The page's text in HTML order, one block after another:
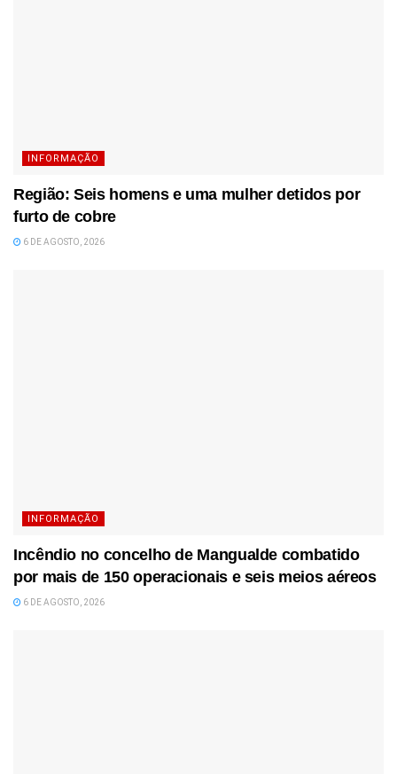
INFORMAÇÃO
Região: Seis homens e uma mulher detidos por
furto de cobre
6 DE AGOSTO, 2026
INFORMAÇÃO
Incêndio no concelho de Mangualde combatido
por mais de 150 operacionais e seis meios aéreos
6 DE AGOSTO, 2026